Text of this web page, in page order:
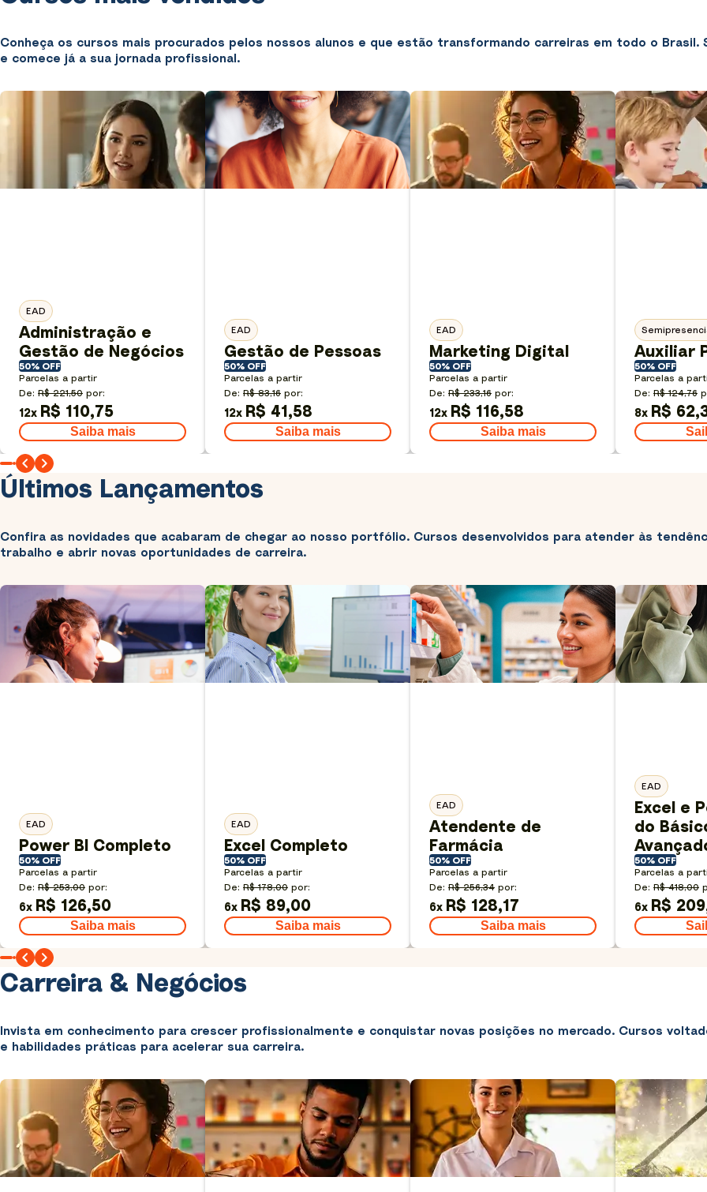
Conheça os cursos mais procurados pelos nossos alunos e que estão transformando carreiras em todo o Brasil.
e comece já a sua jornada profissional.
EAD
Administração e
Gestão de Negócios
50% OFF
Parcelas a partir
De: R$ 221,50 por:
12x R$ 110,75
Saiba mais
EAD
Gestão de Pessoas
50% OFF
Parcelas a partir
De: R$ 83,16 por:
12x R$ 41,58
Saiba mais
EAD
Marketing Digital
50% OFF
Parcelas a partir
De: R$ 233,16 por:
12x R$ 116,58
Saiba mais
Auxiliar
50% OFF
Parcelas a
De: R$ 124,76
8x R$
Últimos Lançamentos
Confira as novidades que acabaram de chegar ao nosso portfólio. Cursos desenvolvidos para atender às
trabalho e abrir novas oportunidades de carreira.
EAD
Power BI Completo
50% OFF
Parcelas a partir
De: R$ 253,00 por:
6x R$ 126,50
Saiba mais
EAD
Excel Completo
50% OFF
Parcelas a partir
De: R$ 178,00 por:
6x R$ 89,00
Saiba mais
EAD
Atendente de
Farmácia
50% OFF
Parcelas a partir
De: R$ 256,34 por:
6x R$ 128,17
Saiba mais
EAD
Excel e
do
50% OFF
Parcelas a
De: R$ 418,00
6x R$
Carreira & Negócios
Invista em conhecimento para crescer profissionalmente e conquistar novas posições no mercado. Cursos
e habilidades práticas para acelerar sua carreira.